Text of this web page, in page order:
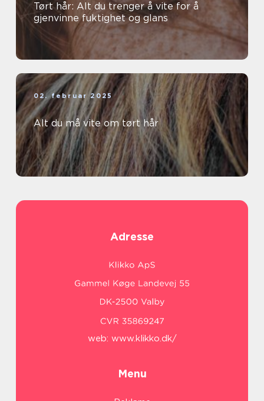
Tørt hår: Alt du trenger å vite for å
gjenvinne fuktighet og glans
02. februar 2025
Alt du må vite om tørt hår
Adresse
web: www.klikko.dk/
Menu